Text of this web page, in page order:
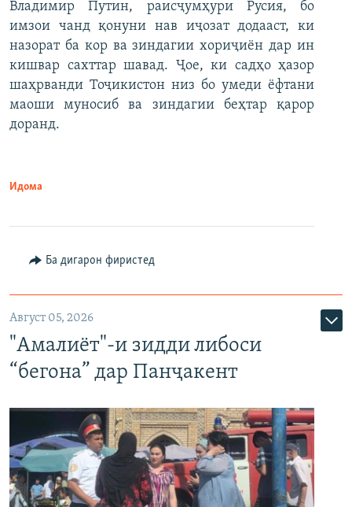
Владимир Путин, раисҷумҳури Русия, бо
имзои чанд қонуни нав иҷозат додааст, ки
назорат ба кор ва зиндагии хориҷиён дар ин
кишвар сахттар шавад. Ҷое, ки садҳо ҳазор
шаҳрванди Тоҷикистон низ бо умеди ёфтани
маоши муносиб ва зиндагии беҳтар қарор
доранд.
Идома
Ба дигарон фиристед
Август 05, 2026
"Амалиёт"-и зидди либоси
“бегона” дар Панҷакент